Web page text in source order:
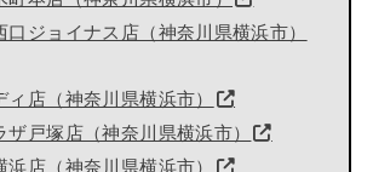
ジョイナス店（神奈川県横浜市）
店（神奈川県横浜市）
戸塚店（神奈川県横浜市）
店（神奈川県横浜市）